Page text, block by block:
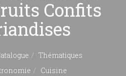
Confits
Thématiques
Cuisine